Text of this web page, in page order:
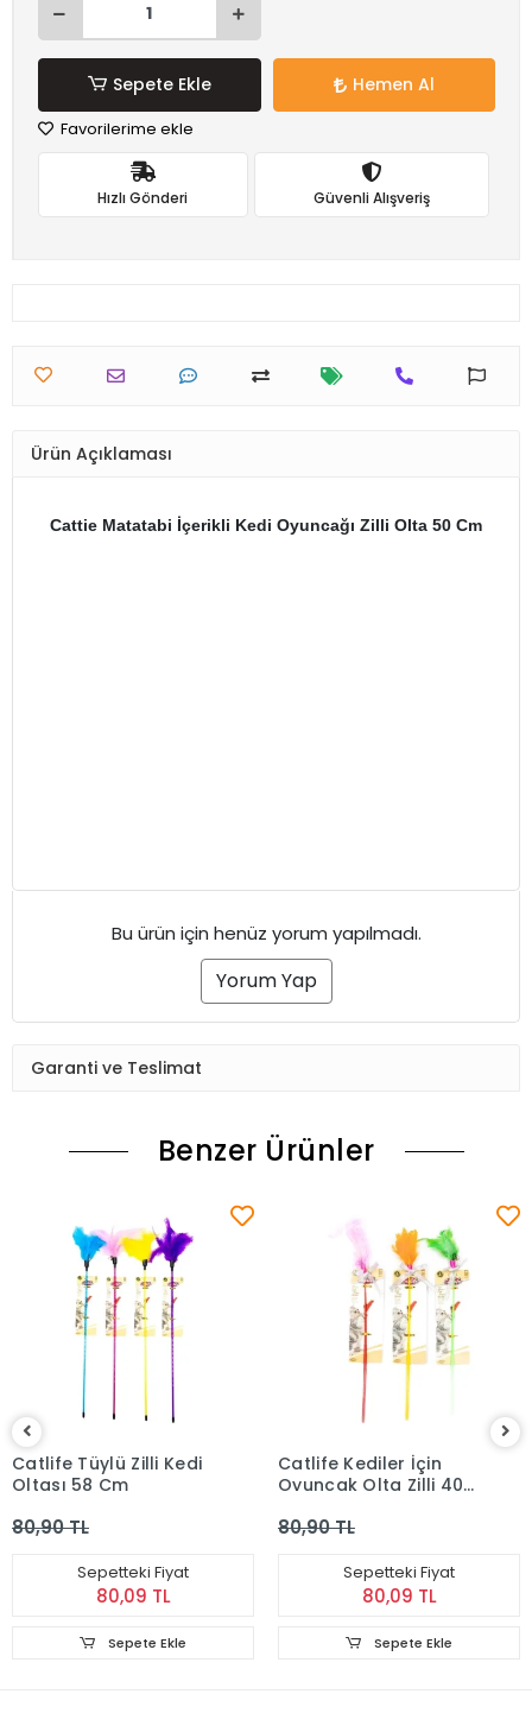
Sepete Ekle Hemen Al
Favorilerime ekle
Hızlı Gönderi Güvenli Alışveriş
Ürün Açıklaması
Cattie Matatabi İçerikli Kedi Oyuncağı Zilli Olta 50 Cm
Bu ürün için henüz yorum yapılmadı.
Yorum Yap
Garanti ve Teslimat
Benzer Ürünler
Catlife Tüylü Zilli Kedi
Oltası 58 Cm
80,90 TL
Sepetteki Fiyat
80,09 TL
Sepete Ekle
Catlife Kediler İçin
Oyuncak Olta Zilli 40
80,90 TL
Sepetteki Fiyat
80,09 TL
Sepete Ekle